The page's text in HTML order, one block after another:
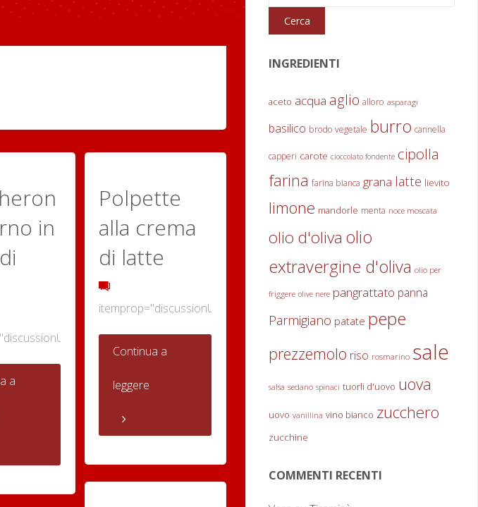
in
a
Polpette
alla crema
di latte
itemprop="discussionURL"
Continua a
leggere
latte"
INGREDIENTI
aceto acqua aglio alloro asparagi
basilico brodo vegetale burro cannella
capperi carote cioccolato fondente cipolla
farina farina bianca grana latte lievito
limone mandorle menta noce moscata
olio d'oliva olio
extravergine d'oliva olio per
friggere olive nere pangrattato panna
Parmigiano patate pepe
prezzemolo riso rosmarino sale
salsa sedano spinaci tuorli d'uovo uova
uovo vanillina vino bianco zucchero
zucchine
COMMENTI RECENTI